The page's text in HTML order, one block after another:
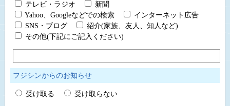
テレビ・ラジオ
新聞
Yahoo、Googleなどでの検索
インターネット広告
SNS・ブログ
紹介(家族、友人、知人など)
その他(下記にご記入ください)
フジシンからのお知らせ
受け取る 受け取らない